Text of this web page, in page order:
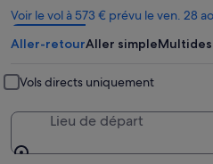
Voir le vol à 573 € prévu le ven. 28
S’ouvre
dans
une
fenêtre
Aller-retourAller simple
Vols directs uniquement
Lieu de départ